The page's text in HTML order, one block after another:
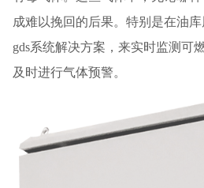
成难以挽回的后果。特别是在油
gds系统解决方案，来实时监测可
及时进行气体预警。